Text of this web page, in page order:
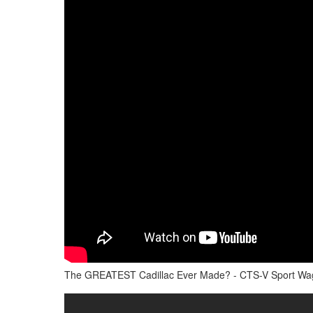
The GREATEST Cadillac Ever Made? - CTS-V Sport